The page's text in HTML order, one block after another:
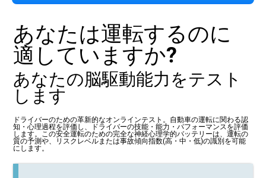
あなたは運転するのに
適していますか?
あなたの脳駆動能力をテスト
します
ドライバーのための革新的なオンラインテスト。自動車の運転に関わる認
知・心理過程を評価し、ドライバーの技能・能力・パフォーマンスを評価
します。この安全運転のための完全な神経心理学的バッテリーは、運転の
質の予測や、リスクレベルまたは事故傾向指数(高・中・低)の識別を可能
にします。